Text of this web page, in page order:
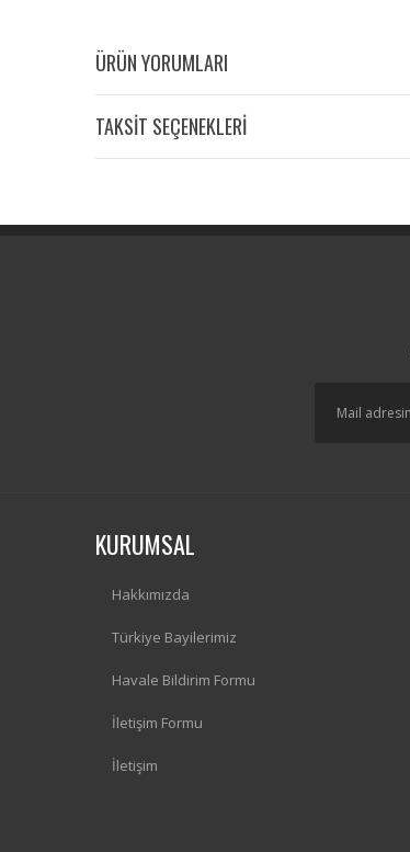
ÜRÜN YORUMLARI
TAKSİT SEÇENEKLERİ
KURUMSAL
Hakkımızda
Türkiye Bayilerimiz
Havale Bildirim Formu
İletişim Formu
İletişim